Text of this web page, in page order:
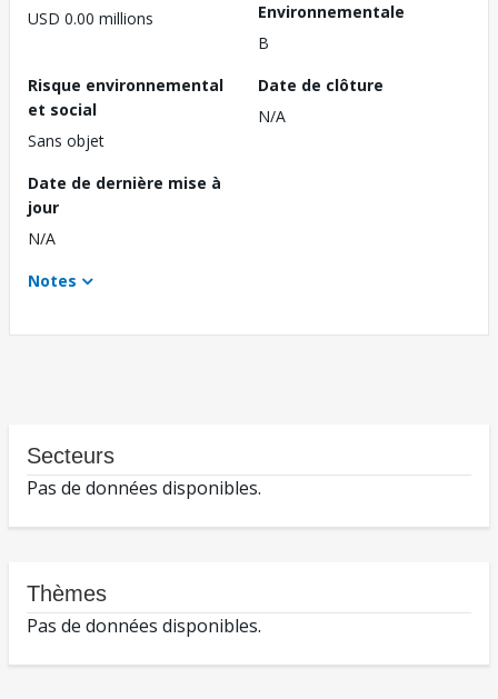
USD 0.00 millions
Environnementale
B
Risque environnemental
et social
Sans objet
Date de clôture
N/A
Date de dernière mise à
jour
N/A
Notes
Secteurs
Pas de données disponibles.
Thèmes
Pas de données disponibles.